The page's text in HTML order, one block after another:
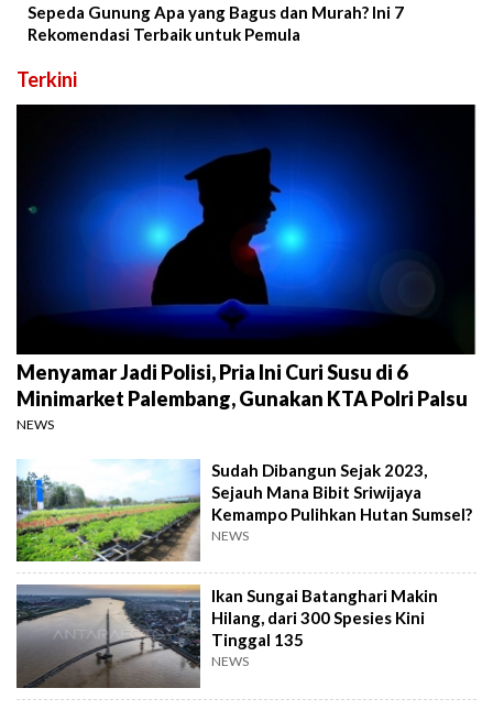
Sepeda Gunung Apa yang Bagus dan Murah? Ini 7
Rekomendasi Terbaik untuk Pemula
Terkini
Menyamar Jadi Polisi, Pria Ini Curi Susu di 6
Minimarket Palembang, Gunakan KTA Polri Palsu
NEWS
Sudah Dibangun Sejak 2023,
Sejauh Mana Bibit Sriwijaya
Kemampo Pulihkan Hutan Sumsel?
NEWS
Ikan Sungai Batanghari Makin
Hilang, dari 300 Spesies Kini
Tinggal 135
NEWS